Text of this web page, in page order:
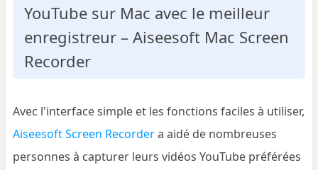
YouTube sur Mac avec le meilleur
enregistreur – Aiseesoft Mac Screen
Recorder
Avec l'interface simple et les fonctions faciles à utiliser,
Aiseesoft Screen Recordera aidé de nombreuses
personnes à capturer leurs vidéos YouTube préférées